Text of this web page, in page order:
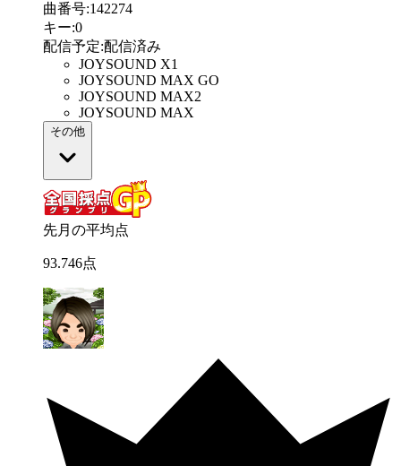
曲番号:142274
キー:0
配信予定:配信済み
JOYSOUND X1
JOYSOUND MAX GO
JOYSOUND MAX2
JOYSOUND MAX
その他
先月の平均点
93.746点